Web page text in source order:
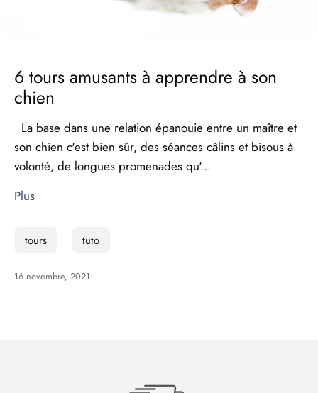
6 tours amusants à apprendre à son
chien
La base dans une relation épanouie entre un maître et
son chien c'est bien sûr, des séances câlins et bisous à
volonté, de longues promenades qu'...
Plus
tours tuto
16 novembre, 2021